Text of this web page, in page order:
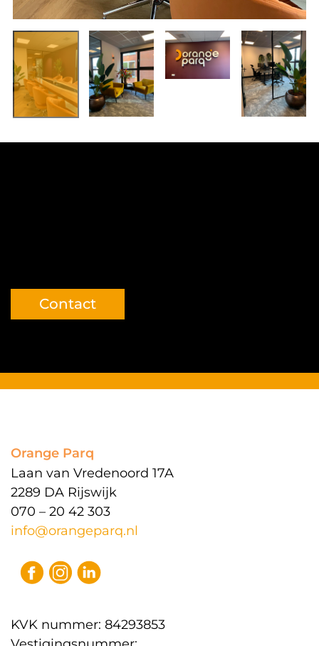
Contact
Orange Parq
Laan van Vredenoord 17A
2289 DA Rijswijk
070 – 20 42 303
info@orangeparq.nl
KVK nummer: 84293853